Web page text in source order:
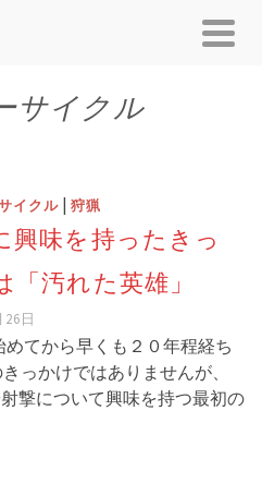
サイクル
イクル |狩猟
興味を持ったきっ
「汚れた英雄」
26日
めてから早くも２０年程経ち
っかけではありませんが、
撃について興味を持つ最初の